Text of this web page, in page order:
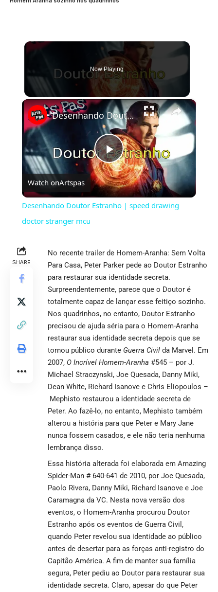
Now Playing
×
Play
Video
Desenhando Doutor Estranho | speed drawing doctor stranger mcu
Watch onArtspas
Desenhando Doutor Estranho | speed drawing
doctor stranger mcu
SHARE
No recente trailer de Homem-Aranha: Sem Volta
Para Casa, Peter Parker pede ao Doutor Estranho
para restaurar sua identidade secreta.
Surpreendentemente, parece que o Doutor é
totalmente capaz de lançar esse feitiço sozinho.
Nos quadrinhos, no entanto, Doutor Estranho
precisou de ajuda séria para o Homem-Aranha
restaurar sua identidade secreta depois que se
tornou público durante Guerra Civil da Marvel. Em
2007, O Incrível Homem-Aranha #545 – por J.
Michael Straczynski, Joe Quesada, Danny Miki,
Dean White, Richard Isanove e Chris Eliopoulos –
Mephisto restaurou a identidade secreta de
Peter. Ao fazê-lo, no entanto, Mephisto também
alterou a história para que Peter e Mary Jane
nunca fossem casados, e ele não teria nenhuma
lembrança disso.
Essa história alterada foi elaborada em Amazing
Spider-Man # 640-641 de 2010, por Joe Quesada,
Paolo Rivera, Danny Miki, Richard Isanove e Joe
Caramagna da VC. Nesta nova versão dos
eventos, o Homem-Aranha procurou Doutor
Estranho após os eventos de Guerra Civil,
quando Peter revelou sua identidade ao público
antes de desertar para as forças anti-registro do
Capitão América. A fim de manter sua família
segura, Peter pediu ao Doutor para restaurar sua
identidade secreta. Claro, apesar do que Peter